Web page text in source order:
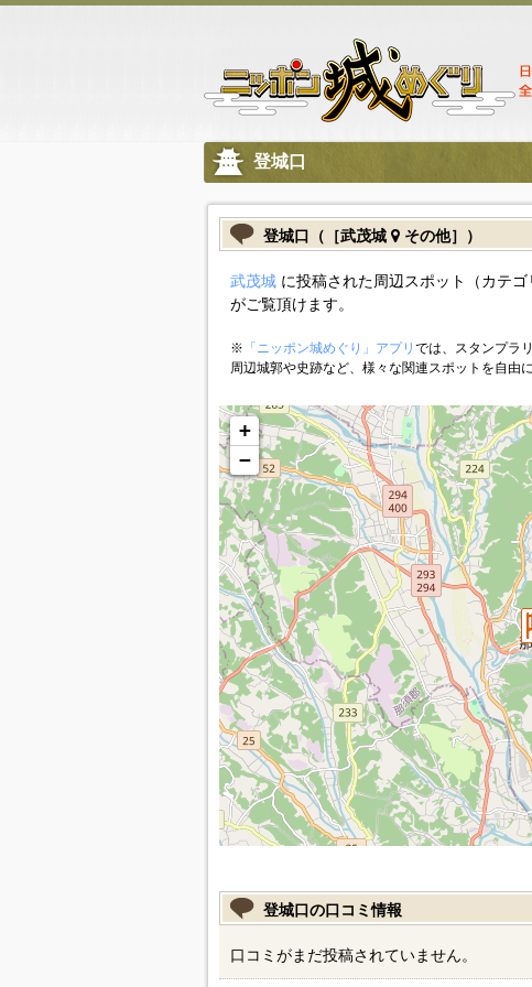
登城口
登城口（［武茂城 その他］）
武茂城に投稿された周辺スポット（カテゴ
がご覧頂けます。
※ 「ニッポン城めぐり」アプリ では、スタンプラ
周辺城郭や史跡など、様々な関連スポットを自由
+
−
登城口の口コミ情報
口コミがまだ投稿されていません。